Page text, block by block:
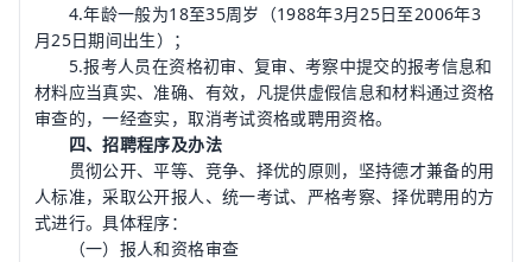
4.年龄一般为18至35周岁（1988年3月25日至2006年3
月25日期间出生）；
5.报考人员在资格初审、复审、考察中提交的报考信息和
材料应当真实、准确、有效，凡提供虚假信息和材料通过资格
审查的，一经查实，取消考试资格或聘用资格。
四、招聘程序及办法
贯彻公开、平等、竞争、择优的原则，坚持德才兼备的用
人标准，采取公开报人、统一考试、严格考察、择优聘用的方
式进行。具体程序：
（一）报人和资格审查